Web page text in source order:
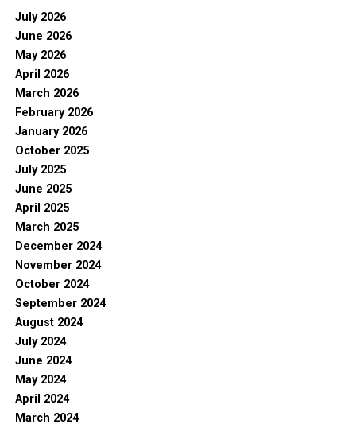
July 2026
June 2026
May 2026
April 2026
March 2026
February 2026
January 2026
October 2025
July 2025
June 2025
April 2025
March 2025
December 2024
November 2024
October 2024
September 2024
August 2024
July 2024
June 2024
May 2024
April 2024
March 2024